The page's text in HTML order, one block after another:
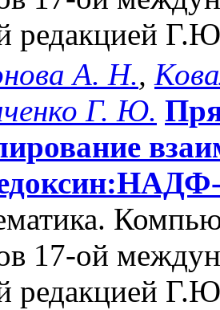
редакцией
А. Н.,
Г. Ю.
17-ой
редакцией